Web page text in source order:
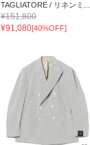
TAGLIATORE / リネンミ...
¥151,800
¥91,080[40%OFF]